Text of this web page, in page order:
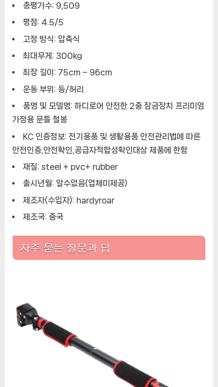
총평가수: 9,509
평점: 4.5/5
고정 방식: 압축식
최대무게: 300kg
최장 길이: 75cm – 96cm
운동 부위: 등/허리
품명 및 모델명: 하디로어 안전한 2중 잠금장치 프리미엄
가정용 문틀 철봉
KC 인증정보: 전기용품 및 생활용품 안전관리법에 따른
안전인증,안전확인,공급자적합성확인대상 제품에 한함
재질: steel + pvc+ rubber
출시년월: 알수없음(업체미제공)
제조자(수입자): hardyroar
제조국: 중국
자주 묻는 질문과 답